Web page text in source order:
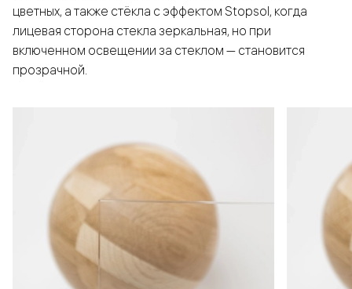
цветных, а также стёкла с эффектом Stopsol, когда
лицевая сторона стекла зеркальная, но при
включенном освещении за стеклом — становится
прозрачной.